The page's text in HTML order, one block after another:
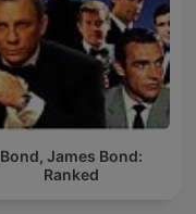
Bond, James Bond:
Ranked